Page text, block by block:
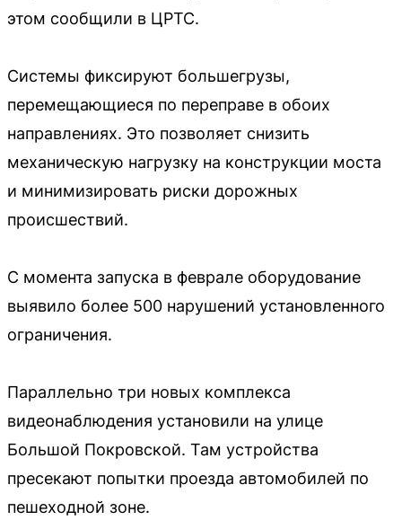
этом сообщили в ЦРТС.
Системы фиксируют большегрузы,
перемещающиеся по переправе в обоих
направлениях. Это позволяет снизить
механическую нагрузку на конструкции моста
и минимизировать риски дорожных
происшествий.
С момента запуска в феврале оборудование
выявило более 500 нарушений установленного
ограничения.
Параллельно три новых комплекса
видеонаблюдения установили на улице
Большой Покровской. Там устройства
пресекают попытки проезда автомобилей по
пешеходной зоне.